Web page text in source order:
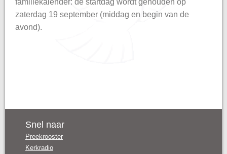
familiekalender: de startdag wordt gehouden op
zaterdag 19 september (middag en begin van de
avond).
Snel naar
Preekrooster
Kerkradio